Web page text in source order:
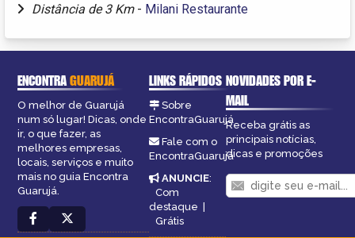
Distância de 3 Km - Milani Restaurante
ENCONTRAGUARUJÁ
O melhor de Guarujá
num só lugar! Dicas, onde
ir, o que fazer, as
melhores empresas,
locais, serviços e muito
mais no guia Encontra
Guarujá.
LINKS RÁPIDOS
Sobre
EncontraGuarujá
Fale com o
EncontraGuarujá
ANUNCIE:
Com
destaque |
Grátis
NOVIDADES POR E-
MAIL
Receba grátis as
principais notícias,
dicas e promoções